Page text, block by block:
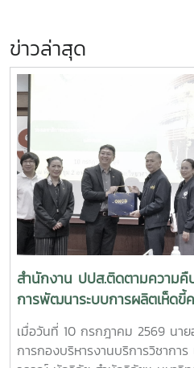
ข่าวล่าสุด
สำนักงาน ปปส.ติดตามความคื
การพัฒนาระบบการผลิตเห็ดขี้
แพทย์
เมื่อวันที่ 10 กรกฎาคม 2569 น
การกองบริหารงานบริการวิชากา